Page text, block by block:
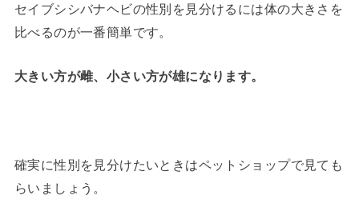
セイブシシバナヘビの性別を見分けるには体の大きさを
比べるのが一番簡単です。
大きい方が雌、小さい方が雄になります。
確実に性別を見分けたいときはペットショップで見ても
らいましょう。